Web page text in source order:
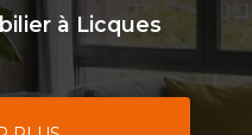
à Licques